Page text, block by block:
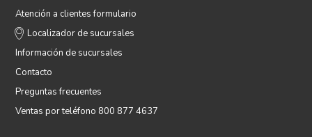
Atención a clientes formulario
Localizador de sucursales
Información de sucursales
Contacto
Preguntas frecuentes
Ventas por teléfono 800 877 4637